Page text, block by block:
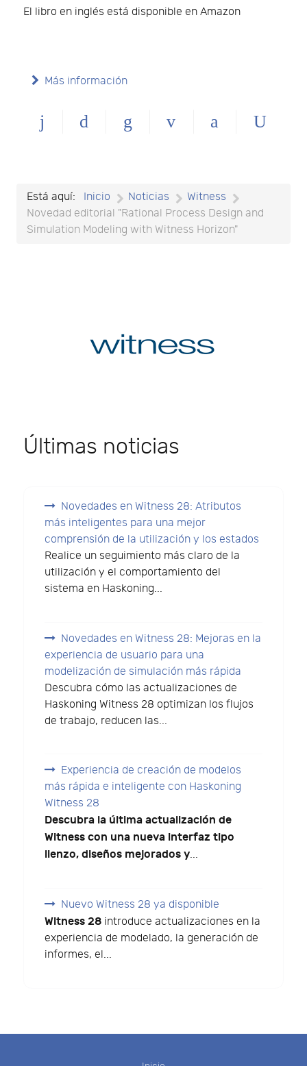
El libro en inglés está disponible en Amazon
Más información
Está aquí: Inicio Noticias
Witness
Novedad editorial "Rational Process Design and
Simulation Modeling with Witness Horizon"
Últimas noticias
Novedades en Witness 28: Atributos
más inteligentes para una mejor
comprensión de la utilización y los estados
Realice un seguimiento más claro de la
utilización y el comportamiento del
sistema en Haskoning...
Novedades en Witness 28: Mejoras en la
experiencia de usuario para una
modelización de simulación más rápida
Descubra cómo las actualizaciones de
Haskoning Witness 28 optimizan los flujos
de trabajo, reducen las...
Experiencia de creación de modelos
más rápida e inteligente con Haskoning
Witness 28
Descubra la última actualización de
Witness con una nueva interfaz tipo
lienzo, diseños mejorados y...
Nuevo Witness 28 ya disponible
Witness 28 introduce actualizaciones en la
experiencia de modelado, la generación de
informes, el...